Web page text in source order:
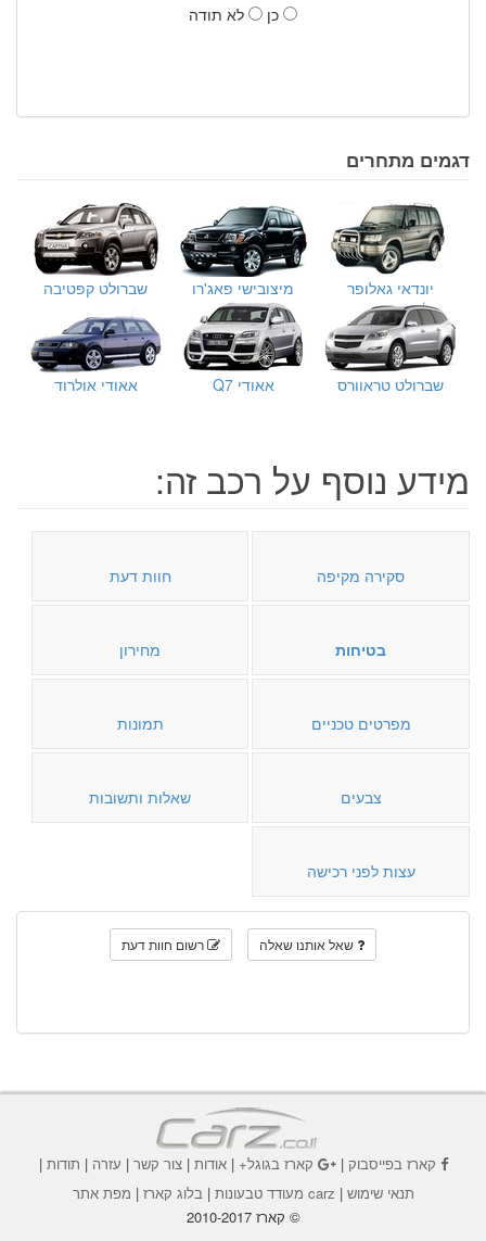
כן
לא תודה
דגמים מתחרים
יונדאי גאלופר מיצובישי פאג'רו שברולט קפטיבה
שברולט טראוורס אאודי Q7 אאודי אולרוד
מידע נוסף על רכב זה:
סקירה מקיפה חוות דעת
בטיחות מחירון
מפרטים טכניים תמונות
צבעים שאלות ותשובות
עצות לפני רכישה
שאל אותנו שאלה רשום חוות דעת
קארז בפייסבוק| קארז בגוגל+|אודות |צור קשר | עזרה | תודות |
תנאי שימוש | carz מעודד טבעונות |בלוג קארז | מפת אתר
© קארז 2010-2017